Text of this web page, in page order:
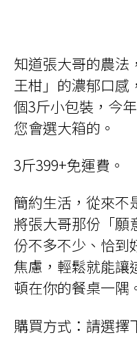
知道張大哥的農法
王柑」的濃郁口感
個3斤小包裝，今
您會選大箱的。
3斤399+免運費。
簡約生活，從來不
將張大哥那份「願
份不多不少、恰到
焦慮，輕鬆就能讓
頓在你的餐桌一隅
購買方式：請選